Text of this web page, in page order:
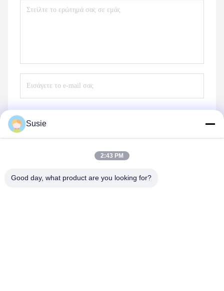
Susie
2:43 PM
Good day, what product are you looking for?